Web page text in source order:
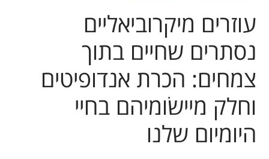
o
n
t
השתתפות
עוזרים מיקרוביאליים
נסתרים שחיים בתוך
צמחים: הכרת אנדופיטים
וחלק מיישׂומיהם בחיי
היומיום שלנו